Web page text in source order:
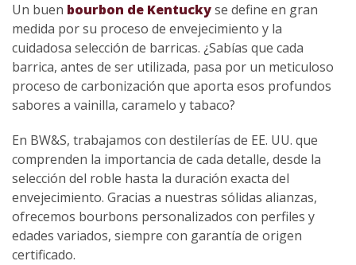
Un buen bourbon de Kentuckyse define en gran
medida por su proceso de envejecimiento y la
cuidadosa selección de barricas. ¿Sabías que cada
barrica, antes de ser utilizada, pasa por un meticuloso
proceso de carbonización que aporta esos profundos
sabores a vainilla, caramelo y tabaco?
En BW&S, trabajamos con destilerías de EE. UU. que
comprenden la importancia de cada detalle, desde la
selección del roble hasta la duración exacta del
envejecimiento. Gracias a nuestras sólidas alianzas,
ofrecemos bourbons personalizados con perfiles y
edades variados, siempre con garantía de origen
certificado.